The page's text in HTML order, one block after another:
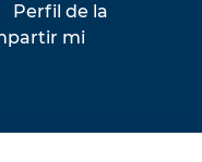
Perfil de la
mi